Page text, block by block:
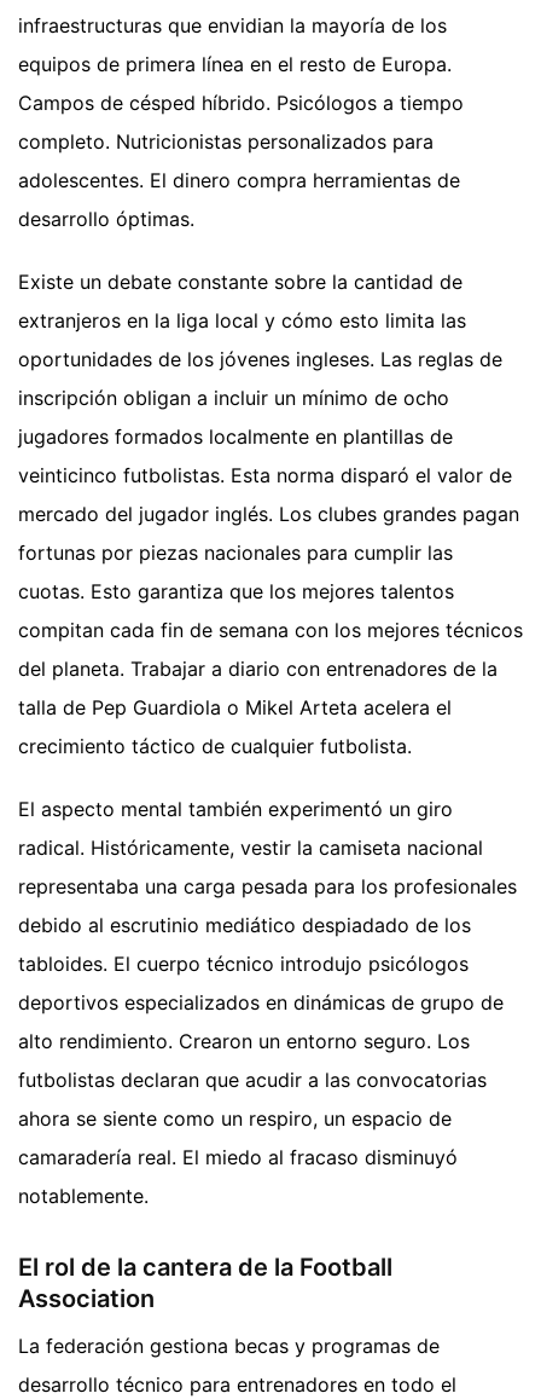
infraestructuras que envidian la mayoría de los
equipos de primera línea en el resto de Europa.
Campos de césped híbrido. Psicólogos a tiempo
completo. Nutricionistas personalizados para
adolescentes. El dinero compra herramientas de
desarrollo óptimas.
Existe un debate constante sobre la cantidad de
extranjeros en la liga local y cómo esto limita las
oportunidades de los jóvenes ingleses. Las reglas de
inscripción obligan a incluir un mínimo de ocho
jugadores formados localmente en plantillas de
veinticinco futbolistas. Esta norma disparó el valor de
mercado del jugador inglés. Los clubes grandes pagan
fortunas por piezas nacionales para cumplir las
cuotas. Esto garantiza que los mejores talentos
compitan cada fin de semana con los mejores técnicos
del planeta. Trabajar a diario con entrenadores de la
talla de Pep Guardiola o Mikel Arteta acelera el
crecimiento táctico de cualquier futbolista.
El aspecto mental también experimentó un giro
radical. Históricamente, vestir la camiseta nacional
representaba una carga pesada para los profesionales
debido al escrutinio mediático despiadado de los
tabloides. El cuerpo técnico introdujo psicólogos
deportivos especializados en dinámicas de grupo de
alto rendimiento. Crearon un entorno seguro. Los
futbolistas declaran que acudir a las convocatorias
ahora se siente como un respiro, un espacio de
camaradería real. El miedo al fracaso disminuyó
notablemente.
El rol de la cantera de la Football
Association
La federación gestiona becas y programas de
desarrollo técnico para entrenadores en todo el